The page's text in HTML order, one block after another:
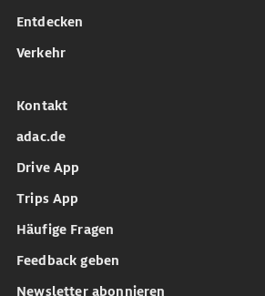
Entdecken
Verkehr
Kontakt
adac.de
Drive App
Trips App
Häufige Fragen
Feedback geben
Newsletter abonnieren